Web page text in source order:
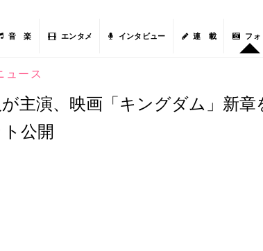
音 楽 エンタメ インタビュー 連 載 フォ
ュース
主演、映画「キングダム」新章
公開